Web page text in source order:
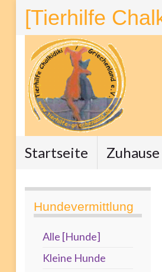
[Tierhilfe
Startseite
Hundevermittlung
Alle [Hunde]
Kleine Hunde